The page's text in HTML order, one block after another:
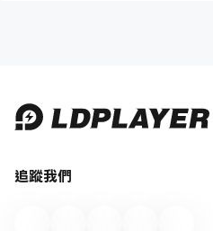
追蹤我們